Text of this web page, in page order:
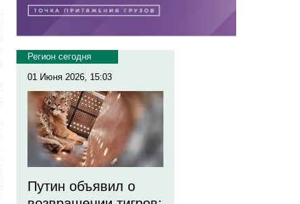
Регион сегодня
01 Июня 2026, 15:03
Путин объявил о